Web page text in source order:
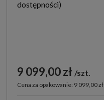
9 099,00 zł szt.
Cena za opakowanie: 9 099,00 zł